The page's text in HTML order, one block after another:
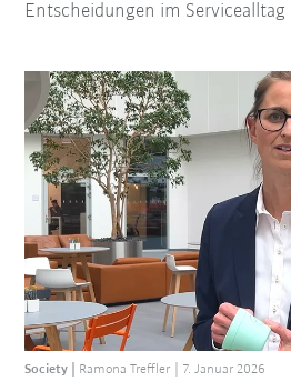
Entscheidungen im
Society Ramona Treffler 7. Januar 2026